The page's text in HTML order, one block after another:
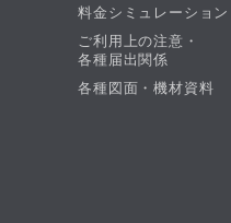
料金シミュレーション
ご利用上の注意・
各種届出関係
各種図面・機材資料